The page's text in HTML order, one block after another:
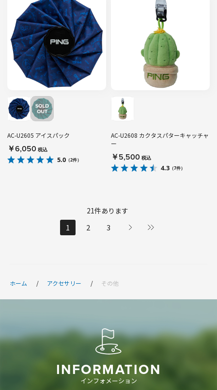
AC-U2605 アイスパック
￥6,050 税込
5.0 （2件）
AC-U2608 カクタスパターキャッチャ
ー
￥5,500 税込
4.3 （7件）
21件あります
1 2 3
ホーム アクセサリー その他
INFORMATION
インフォメーション